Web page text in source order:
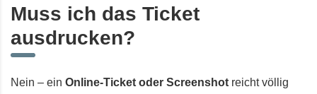
Muss ich das Ticket
ausdrucken?
Nein – ein Online-Ticket oder Screenshot reicht völlig